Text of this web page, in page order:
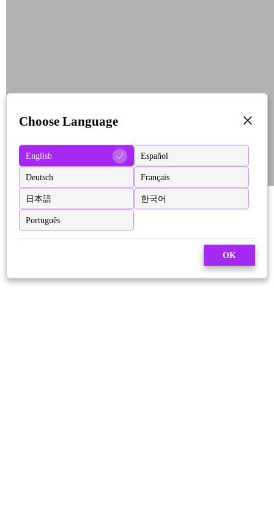
Choose Language
English Español
Deutsch Français
日本語 한국어
Português
OK